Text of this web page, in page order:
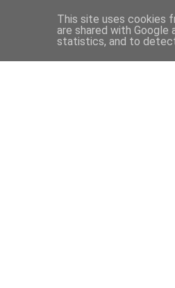
This site uses cookies
are shared with
statistics, and to